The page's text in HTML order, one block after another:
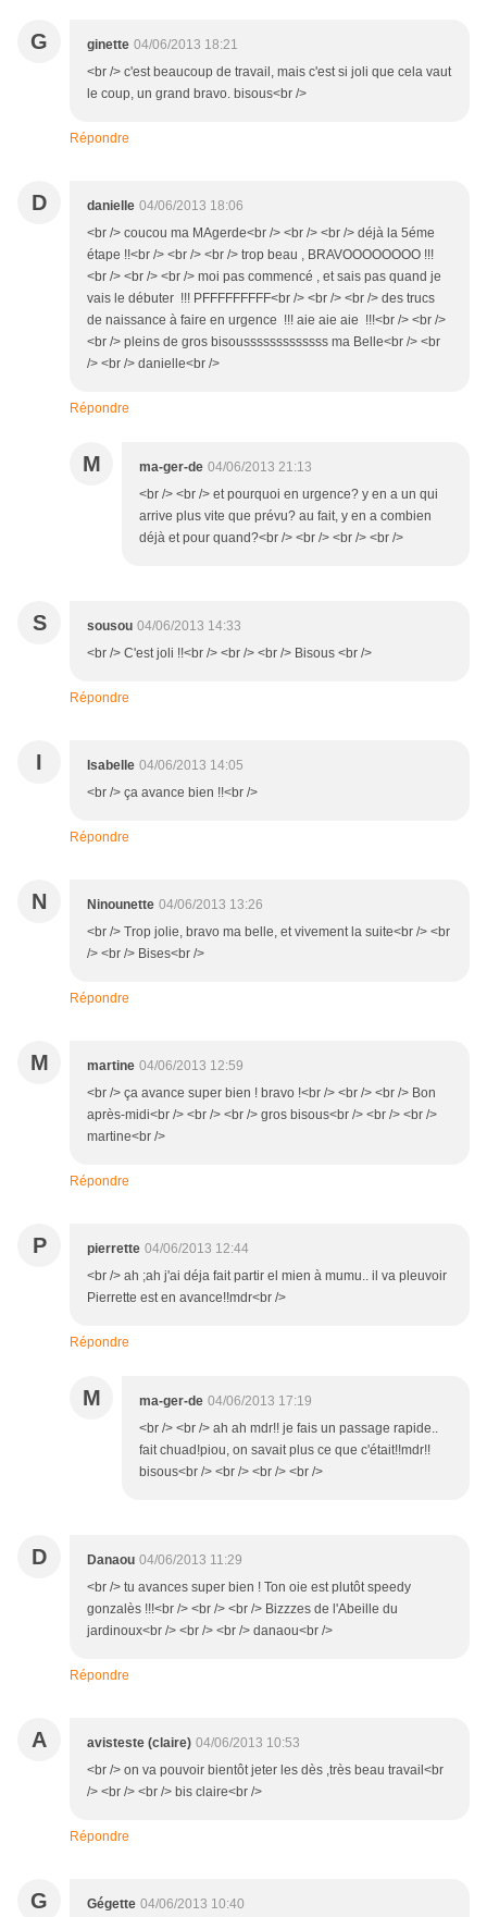
G ginette 04/06/2013 18:21
<br /> c'est beaucoup de travail, mais c'est si joli que cela vaut
le coup, un grand bravo. bisous<br />
Répondre
D danielle 04/06/2013 18:06
<br /> coucou ma MAgerde<br /> <br /> <br /> déjà la 5éme
étape !!<br /> <br /> <br /> trop beau , BRAVOOOOOOOO !!!
<br /> <br /> <br /> moi pas commencé , et sais pas quand je
vais le débuter !!! PFFFFFFFFF<br /> <br /> <br /> des trucs
de naissance à faire en urgence !!! aie aie aie !!!<br /> <br />
<br /> pleins de gros bisousssssssssssss ma Belle<br /> <br
/> <br /> danielle<br />
Répondre
M ma-ger-de 04/06/2013 21:13
<br /> <br /> et pourquoi en urgence? y en a un qui
arrive plus vite que prévu? au fait, y en a combien
déjà et pour quand?<br /> <br /> <br /> <br />
S sousou 04/06/2013 14:33
<br /> C'est joli !!<br /> <br /> <br /> Bisous <br />
Répondre
I Isabelle 04/06/2013 14:05
<br /> ça avance bien !!<br />
Répondre
N Ninounette 04/06/2013 13:26
<br /> Trop jolie, bravo ma belle, et vivement la suite<br /> <br
/> <br /> Bises<br />
Répondre
M martine 04/06/2013 12:59
<br /> ça avance super bien ! bravo !<br /> <br /> <br /> Bon
après-midi<br /> <br /> <br /> gros bisous<br /> <br /> <br />
martine<br />
Répondre
P pierrette 04/06/2013 12:44
<br /> ah ;ah j'ai déja fait partir el mien à mumu.. il va pleuvoir
Pierrette est en avance!!mdr<br />
Répondre
M ma-ger-de 04/06/2013 17:19
<br /> <br /> ah ah mdr!! je fais un passage rapide..
fait chuad!piou, on savait plus ce que c'était!!mdr!!
bisous<br /> <br /> <br /> <br />
D Danaou 04/06/2013 11:29
<br /> tu avances super bien ! Ton oie est plutôt speedy
gonzalès !!!<br /> <br /> <br /> Bizzzes de l'Abeille du
jardinoux<br /> <br /> <br /> danaou<br />
Répondre
A avisteste (claire) 04/06/2013 10:53
<br /> on va pouvoir bientôt jeter les dès ,très beau travail<br
/> <br /> <br /> bis claire<br />
Répondre
G Gégette 04/06/2013 10:40